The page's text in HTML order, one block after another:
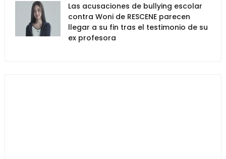
Las acusaciones de bullying escolar
contra Woni de RESCENE parecen
llegar a su fin tras el testimonio de su
ex profesora